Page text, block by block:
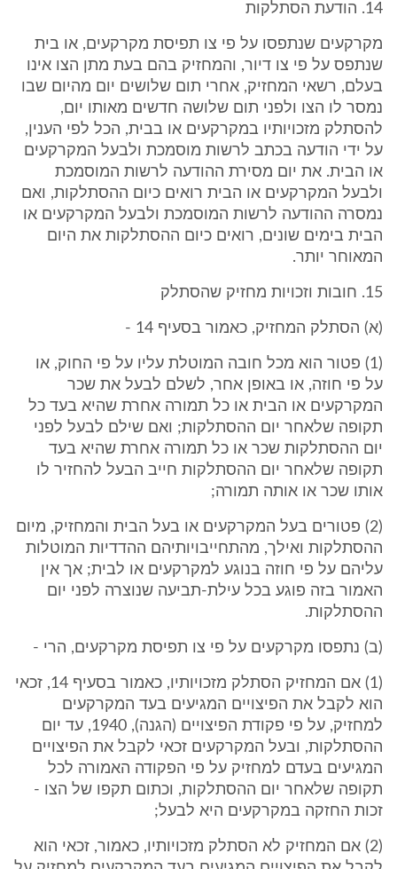
14. הודעת הסתלקות
מקרקעים שנתפסו על פי צו תפיסת מקרקעים, או בית
שנתפס על פי צו דיור, והמחזיק בהם בעת מתן הצו אינו
בעלם, רשאי המחזיק, אחרי תום שלושים יום מהיום שבו
נמסר לו הצו ולפני תום שלושה חדשים מאותו יום,
להסתלק מזכויותיו במקרקעים או בבית, הכל לפי הענין,
על ידי הודעה בכתב לרשות מוסמכת ולבעל המקרקעים
או הבית. את יום מסירת ההודעה לרשות המוסמכת
ולבעל המקרקעים או הבית רואים כיום ההסתלקות, ואם
נמסרה ההודעה לרשות המוסמכת ולבעל המקרקעים או
הבית בימים שונים, רואים כיום ההסתלקות את היום
המאוחר יותר.
15. חובות וזכויות מחזיק שהסתלק
(א) הסתלק המחזיק, כאמור בסעיף 14 -
(1) פטור הוא מכל חובה המוטלת עליו על פי החוק, או
על פי חוזה, או באופן אחר, לשלם לבעל את שכר
המקרקעים או הבית או כל תמורה אחרת שהיא בעד כל
תקופה שלאחר יום ההסתלקות; ואם שילם לבעל לפני
יום ההסתלקות שכר או כל תמורה אחרת שהיא בעד
תקופה שלאחר יום ההסתלקות חייב הבעל להחזיר לו
אותו שכר או אותה תמורה;
(2) פטורים בעל המקרקעים או בעל הבית והמחזיק, מיום
ההסתלקות ואילך, מהתחייבויותיהם ההדדיות המוטלות
עליהם על פי חוזה בנוגע למקרקעים או לבית; אך אין
האמור בזה פוגע בכל עילת-תביעה שנוצרה לפני יום
ההסתלקות.
(ב) נתפסו מקרקעים על פי צו תפיסת מקרקעים, הרי -
(1) אם המחזיק הסתלק מזכויותיו, כאמור בסעיף 14, זכאי
הוא לקבל את הפיצויים המגיעים בעד המקרקעים
למחזיק, על פי פקודת הפיצויים (הגנה), 1940, עד יום
ההסתלקות, ובעל המקרקעים זכאי לקבל את הפיצויים
המגיעים בעדם למחזיק על פי הפקודה האמורה לכל
תקופה שלאחר יום ההסתלקות, וכתום תקפו של הצו -
זכות החזקה במקרקעים היא לבעל;
(2) אם המחזיק לא הסתלק מזכויותיו, כאמור, זכאי הוא